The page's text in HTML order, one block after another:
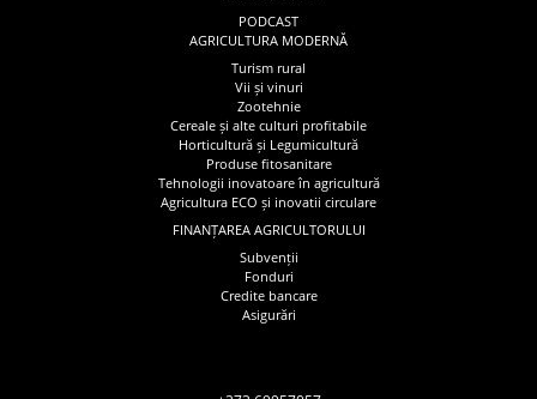
PODCAST
AGRICULTURA MODERNĂ
Turism rural
Vii și vinuri
Zootehnie
Cereale și alte culturi profitabile
Horticultură și Legumicultură
Produse fitosanitare
Tehnologii inovatoare în agricultură
Agricultura ECO și inovatii circulare
FINANȚAREA AGRICULTORULUI
Subvenții
Fonduri
Credite bancare
Asigurări